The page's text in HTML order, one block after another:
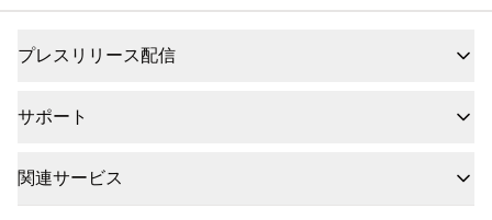
プレスリリース配信
サポート
関連サービス